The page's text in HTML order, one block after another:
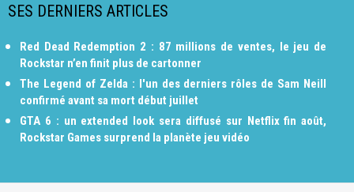
SES DERNIERS ARTICLES
Red Dead Redemption 2 : 87 millions de ventes, le jeu de
Rockstar n’en finit plus de cartonner
The Legend of Zelda : l'un des derniers rôles de Sam Neill
confirmé avant sa mort début juillet
GTA 6 : un extended look sera diffusé sur Netflix fin août,
Rockstar Games surprend la planète jeu vidéo